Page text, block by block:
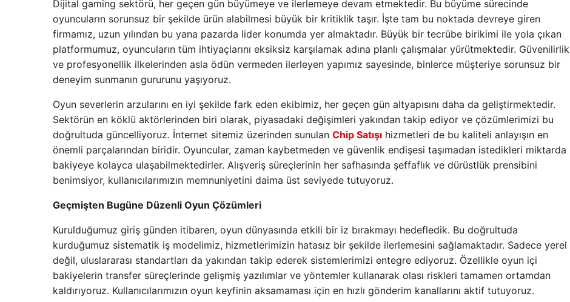
Dijital gaming sektörü, her geçen gün büyümeye ve ilerlemeye devam etmektedir. Bu büyüme sürecinde
oyuncuların sorunsuz bir şekilde ürün alabilmesi büyük bir kritiklik taşır. İşte tam bu noktada devreye giren
firmamız, uzun yılından bu yana pazarda lider konumda yer almaktadır. Büyük bir tecrübe birikimi ile yola çıkan
platformumuz, oyuncuların tüm ihtiyaçlarını eksiksiz karşılamak adına planlı çalışmalar yürütmektedir. Güvenilirlik
ve profesyonellik ilkelerinden asla ödün vermeden ilerleyen yapımız sayesinde, binlerce müşteriye sorunsuz bir
deneyim sunmanın gururunu yaşıyoruz.
Oyun severlerin arzularını en iyi şekilde fark eden ekibimiz, her geçen gün altyapısını daha da geliştirmektedir.
Sektörün en köklü aktörlerinden biri olarak, piyasadaki değişimleri yakından takip ediyor ve çözümlerimizi bu
doğrultuda güncelliyoruz. İnternet sitemiz üzerinden sunulan Chip Satışı hizmetleri de bu kaliteli anlayışın en
önemli parçalarından biridir. Oyuncular, zaman kaybetmeden ve güvenlik endişesi taşımadan istedikleri miktarda
bakiyeye kolayca ulaşabilmektedirler. Alışveriş süreçlerinin her safhasında şeffaflık ve dürüstlük prensibini
benimsiyor, kullanıcılarımızın memnuniyetini daima üst seviyede tutuyoruz.
Geçmişten Bugüne Düzenli Oyun Çözümleri
Kurulduğumuz giriş günden itibaren, oyun dünyasında etkili bir iz bırakmayı hedefledik. Bu doğrultuda
kurduğumuz sistematik iş modelimiz, hizmetlerimizin hatasız bir şekilde ilerlemesini sağlamaktadır. Sadece yerel
değil, uluslararası standartları da yakından takip ederek sistemlerimizi entegre ediyoruz. Özellikle oyun içi
bakiyelerin transfer süreçlerinde gelişmiş yazılımlar ve yöntemler kullanarak olası riskleri tamamen ortamdan
kaldırıyoruz. Kullanıcılarımızın oyun keyfinin aksamaması için en hızlı gönderim kanallarını aktif tutuyoruz.